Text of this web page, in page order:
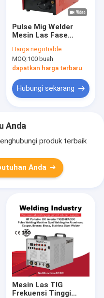
Pulse Mig Welder
Mesin Las Fase
untuk mengelas
Pintu dan jendela
aluminium
Harga:negotiable
MOQ:100 buah
dapatkan harga terbaru
Hubungi sekarang
Anda
produk terbaik
Anda
Mesin Las TIG
Frekuensi Tinggi